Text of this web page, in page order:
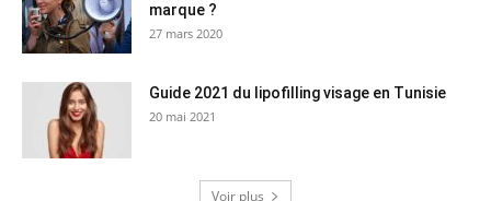
marque ?
27 mars 2020
Guide 2021 du lipofilling visage en Tunisie
20 mai 2021
Voir plus